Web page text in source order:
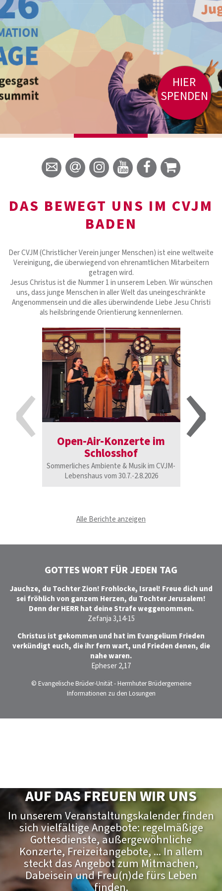
HIER
SPENDEN
DAS BEWEGT UNS IM CVJM
BADEN
Der CVJM (Christlicher Verein junger Menschen) ist eine weltweite
Vereinigung, die überwiegend von ehrenamtlichen Mitarbeitern
getragen wird.
Jesus Christus ist die Nummer 1 in unserem Leben. Wir wünschen
uns, dass junge Menschen in aller Welt das uneingeschränkte
Angenommensein und die alles überwindende Liebe Jesu Christi
als heilsbringende Orientierung kennenlernen.
‹ Open-Air-Konzerte im
Schlosshof
Sommerliches Ambiente & Musik im CVJM-
Lebenshaus vom 30.7.-2.8.2026
›
Alle Berichte anzeigen
GOTTES WORT FÜR JEDEN TAG
Jauchze, du Tochter Zion! Frohlocke, Israel! Freue dich und
sei fröhlich von ganzem Herzen, du Tochter Jerusalem!
Denn der HERR hat deine Strafe weggenommen.
Zefanja 3,14-15
Christus ist gekommen und hat im Evangelium Frieden
verkündigt euch, die ihr fern wart, und Frieden denen, die
nahe waren.
Epheser 2,17
© Evangelische Brüder-Unität - Herrnhuter Brüdergemeine
Informationen zu den Losungen
AUF DAS FREUEN WIR UNS
In unserem Veranstaltungskalender finden
sich vielfältige Angebote: regelmäßige
Gottesdienste, außergewöhnliche
Konzerte, Freizeitangebote, ... In allem
steckt das Angebot zum Mitmachen,
Dabeisein und Freu(n)de fürs Leben
finden.